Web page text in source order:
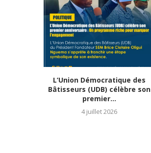
L’Union Démocratique des
Bâtisseurs (UDB) célèbre son
premier...
4 juillet 2026